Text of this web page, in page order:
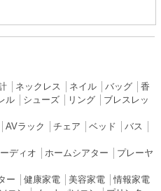
│ ネックレス ネイル│ バッグ│ 香
ル│ シューズ│ リング│ ブレスレッ
AVラック チェア ベッド バス
ディオ ホームシアター
プレーヤ
ー 健康家電│ 美容家電│情報家電